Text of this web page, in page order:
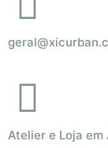
Atelier e Loja em